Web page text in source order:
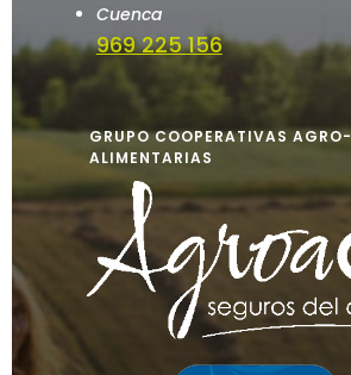
Cuenca
969 225 156
GRUPO COOPERATIVAS AGRO-
ALIMENTARIAS